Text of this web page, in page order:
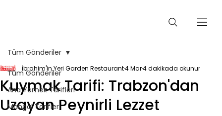
Tüm Gönderiler
Ana Yemek Tarifleri
Mangal Tarifleri
Tüm Gönderiler
Kuymak Tarifi: Trabzon'dan
Uzayan Peynirli Lezzet
İbrahim'in Yeri Garden Restaurant4 Mar4 dakikada okunur